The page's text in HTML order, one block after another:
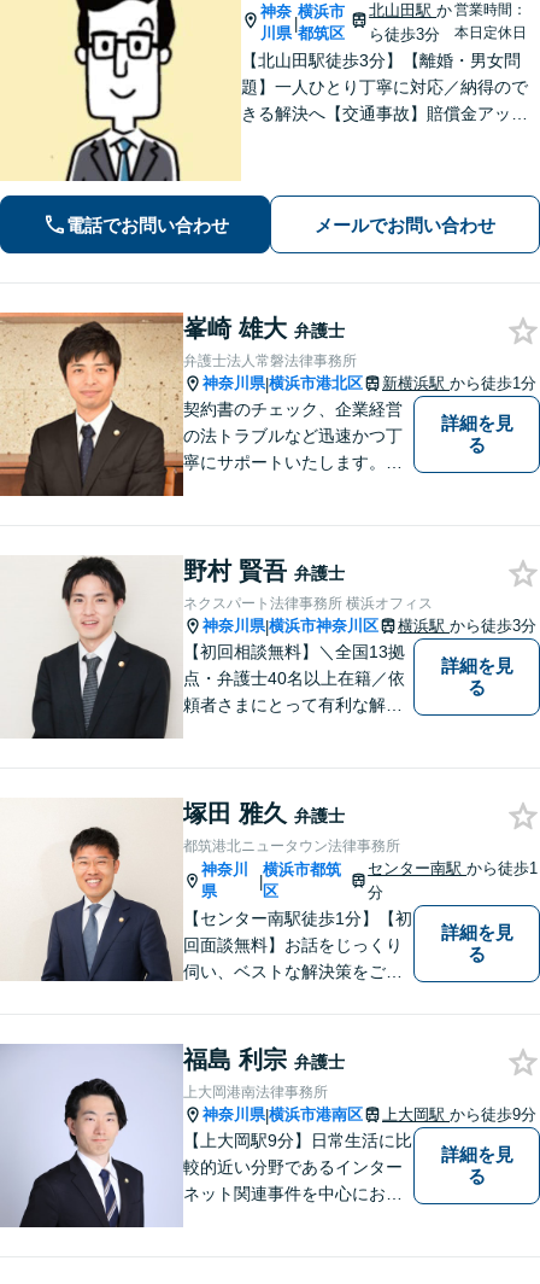
神奈
川県
|
横浜市
都筑区
北山田駅か
ら徒歩3分
営業時間：
本日定休日
【北山田駅徒歩3分】【離婚・男女問
題】一人ひとり丁寧に対応／納得ので
きる解決へ【交通事故】賠償金アップ
続きはもちろん、再発防止策や今後の
生活のフォローも行います。
電話でお問い合わせ メールでお問い合わせ
峯崎 雄大 弁護士
弁護士法人常磐法律事務所
神奈川県|横浜市港北区 新横浜駅 から徒歩1分
契約書のチェック、企業経営
の法トラブルなど迅速かつ丁
寧にサポートいたします。ど
詳細を見
る
野村 賢吾 弁護士
ネクスパート法律事務所 横浜オフィス
神奈川県|横浜市神奈川区 横浜駅 から徒歩3分
【初回相談無料】＼全国13拠
点・弁護士40名以上在籍／依
頼者さまにとって有利な解決
事件など、ご相談ください
【夜間・休日対応】
詳細を見
る
塚田 雅久 弁護士
都筑港北ニュータウン法律事務所
神奈川
県
|
横浜市都筑
区
センター南駅から徒歩1
分
【センター南駅徒歩1分】【初
回面談無料】お話をじっくり
伺い、ベストな解決策をご一
難解な用語は極力用いずに平
易かつ具体的な説明を心がけ
ていますので、まずは一度お
気軽にご相談頂ければと思い
ます。
詳細を見
る
福島 利宗 弁護士
上大岡港南法律事務所
神奈川県|横浜市港南区 上大岡駅 から徒歩9分
【上大岡駅9分】日常生活に比
較的近い分野であるインター
ネット関連事件を中心にお取
詳細を見
る